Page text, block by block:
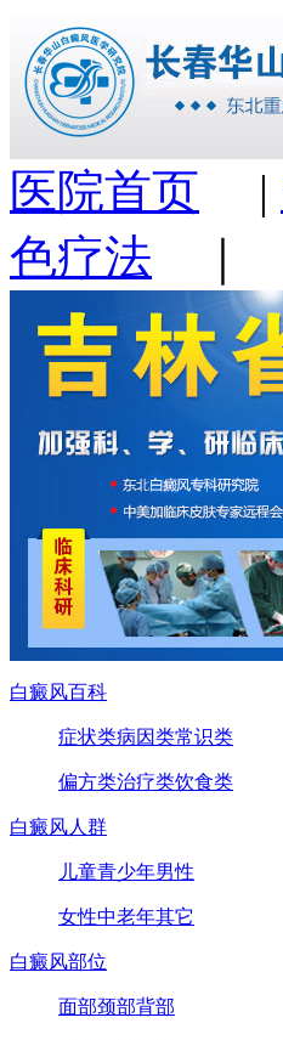
医院首页 |
色疗法
白癜风百科
症状类病因类常识类
偏方类治疗类饮食类
白癜风人群
儿童青少年男性
女性中老年其它
白癜风部位
面部颈部背部